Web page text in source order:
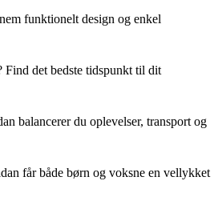
funktionelt design og enkel
Find det bedste tidspunkt til dit
balancerer du oplevelser, transport og
får både børn og voksne en vellykket